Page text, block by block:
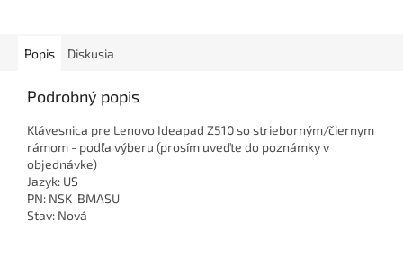
Popis Diskusia
Podrobný popis
Klávesnica pre Lenovo Ideapad Z510 so strieborným/čiernym
rámom - podľa výberu (prosím uveďte do poznámky v
objednávke)
Jazyk: US
PN: NSK-BMASU
Stav: Nová